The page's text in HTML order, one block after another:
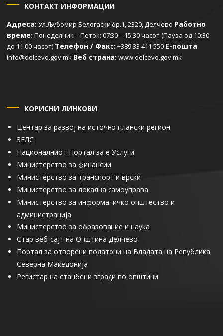
КОНТАКТ ИНФОРМАЦИИ
Адреса: Ул.Љубомир Белогаски бр.1, 2320, Делчево Работно
време: Понеделник – Петок: 07:30 – 15:30 часот (Пауза од 10:30
до 11:00 часот) Телефон / Факс: +389 33 411 550 Е-пошта
info@delcevo.gov.mk Веб страна: www.delcevo.gov.mk
КОРИСНИ ЛИНКОВИ
Центар за развој на источно плански регион
ЗЕЛС
Националниот Портал за е-Услуги
Министерство за финансии
Министерство за транспорт и врски
Министерство за локална самоуправа
Министерство за информатичко општество и
администрација
Министерство за образование и наука
Стар веб-сајт на Општина Делчево
Портал за отворени податоци на Владата на Република
Северна Македонија
Регистар на станбени згради по општини